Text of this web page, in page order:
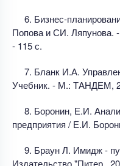
6. Бизнес-
Попова и СИ. Ляпунова.
- 115 с.
7. Бланк И.А.
Учебник. - М.: ТАНДЕМ,
8. Боронин, Е.И.
предприятия / Е.И.
9. Браун Л. Имидж -
Издательство "Питер ,